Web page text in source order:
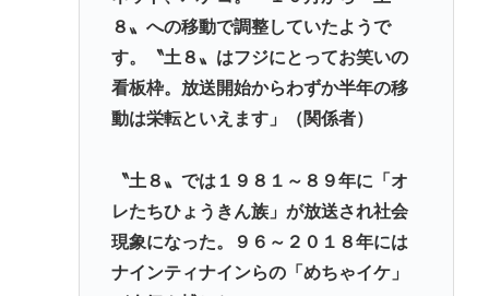
８〟への移動で調整していたようで
す。〝土８〟はフジにとってお笑いの
看板枠。放送開始からわずか半年の移
動は栄転といえます」（関係者）
〝土８〟では１９８１～８９年に「オ
レたちひょうきん族」が放送され社会
現象になった。９６～２０１８年には
ナインティナインらの「めちゃイケ」